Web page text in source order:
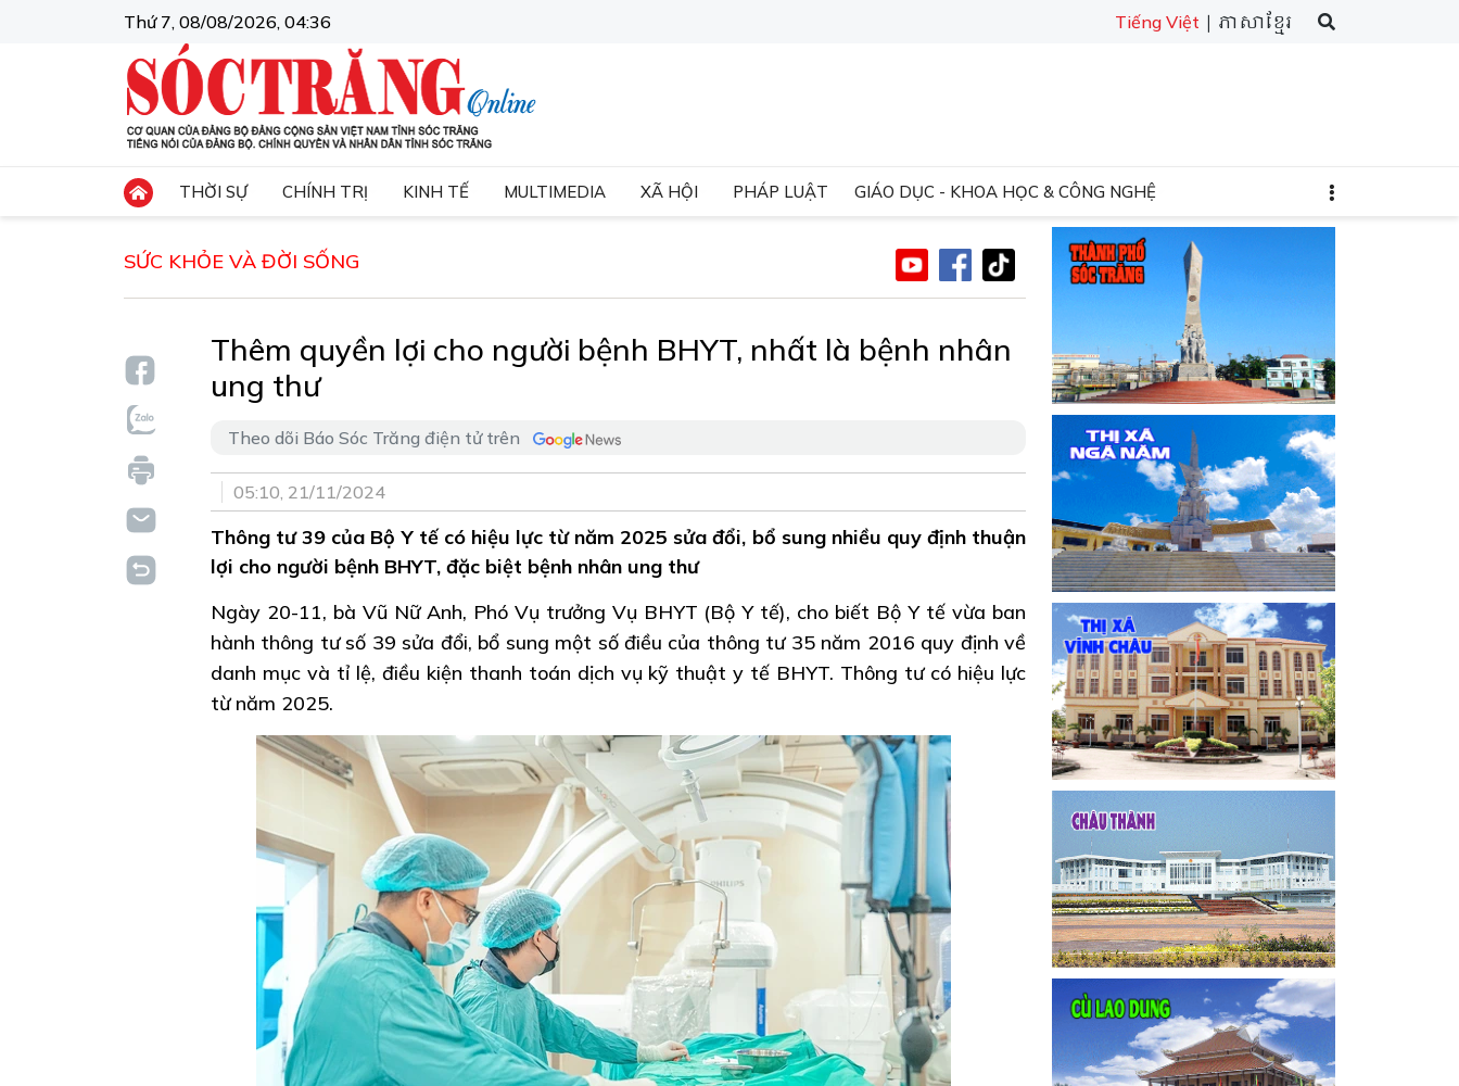
Thứ 7, 08/08/2026, 04:36 Tiếng Việt | ភាសាខ្មែរ
THỜI SỰ CHÍNH TRỊ KINH TẾ MULTIMEDIA XÃ HỘI PHÁP LUẬT GIÁO DỤC - KHOA HỌC & CÔNG NGHỆ
SỨC KHỎE VÀ ĐỜI SỐNG
Thêm quyền lợi cho người bệnh BHYT, nhất là bệnh nhân
ung thư
Theo dõi Báo Sóc Trăng điện tử trên
05:10, 21/11/2024
Thông tư 39 của Bộ Y tế có hiệu lực từ năm 2025 sửa đổi, bổ sung nhiều quy định thuận
lợi cho người bệnh BHYT, đặc biệt bệnh nhân ung thư
Ngày 20-11, bà Vũ Nữ Anh, Phó Vụ trưởng Vụ BHYT (Bộ Y tế), cho biết Bộ Y tế vừa ban
hành thông tư số 39 sửa đổi, bổ sung một số điều của thông tư 35 năm 2016 quy định về
danh mục và tỉ lệ, điều kiện thanh toán dịch vụ kỹ thuật y tế BHYT. Thông tư có hiệu lực
từ năm 2025.